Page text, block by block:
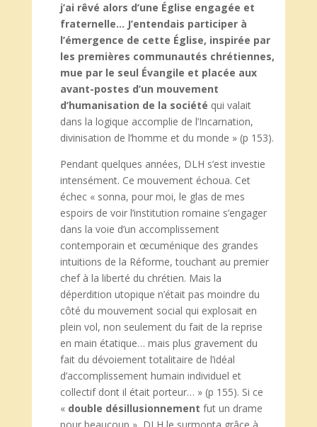
j’ai rêvé alors d’une Église engagée et
fraternelle… J’entendais participer à
l’émergence de cette Église, inspirée par
les premières communautés chrétiennes,
mue par le seul Évangile et placée aux
avant-postes d’un mouvement
d’humanisation de la société qui valait
dans la logique accomplie de l’Incarnation,
divinisation de l’homme et du monde » (p 153).
Pendant quelques années, DLH s’est investie
intensément. Ce mouvement échoua. Cet
échec « sonna, pour moi, le glas de mes
espoirs de voir l’institution romaine s’engager
dans la voie d’un accomplissement
contemporain et œcuménique des grandes
intuitions de la Réforme, touchant au premier
chef à la liberté du chrétien. Mais la
déperdition utopique n’était pas moindre du
côté du mouvement social qui explosait en
plein vol, non seulement du fait de la reprise
en main étatique… mais plus gravement du
fait du dévoiement totalitaire de l’idéal
d’accomplissement humain individuel et
collectif dont il était porteur… » (p 155). Si ce
« double désillusionnement fut un drame